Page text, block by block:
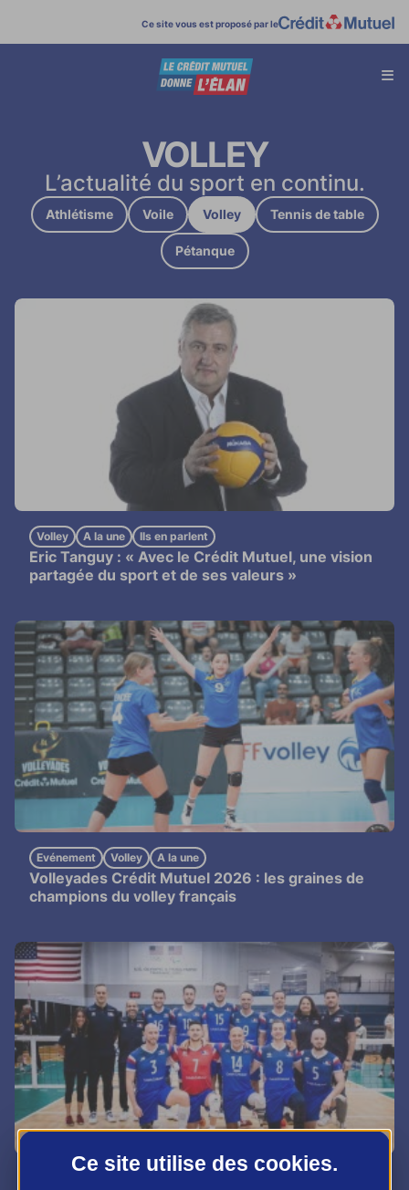
Ce site vous est proposé par le
menu
VOLLEY
L’actualité du sport en continu.
Athlétisme Voile Volley Tennis de table
Pétanque
Eric Tanguy : « Avec le Crédit Mutuel, une vision
partagée du sport et de ses valeurs »
Volley A la une Ils en parlent
Volleyades Crédit Mutuel 2026 : les graines de
champions du volley français
Evénement Volley A la une
Ce site utilise des cookies.